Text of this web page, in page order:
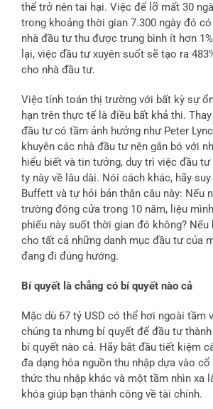
thể trở nên tai hại. Việc để lỡ mất 30
trong khoảng thời gian 7.300 ngày đó
nhà đầu tư thu được trung bình ít hơn
lại, việc đầu tư xuyên suốt sẽ tạo ra
cho nhà đầu tư.
Việc tính toán thị trường với bất kỳ sự
hạn trên thực tế là điều bất khả thi.
đầu tư có tầm ảnh hưởng như Peter
khuyên các nhà đầu tư nên gắn bó với
hiểu biết và tin tưởng, duy trì việc đầu
ty này về lâu dài. Nói cách khác, hãy
Buffett và tự hỏi bản thân câu này: Nếu
trường đóng cửa trong 10 năm, liệu
phiếu này suốt thời gian đó không? Nếu
cho tất cả những danh mục đầu tư của
đang đi đúng hướng.
Bí quyết là chẳng có bí quyết nào cả
Mặc dù 67 tỷ USD có thể hơi ngoài tầm
chúng ta nhưng bí quyết để đầu tư
bí quyết nào cả. Hãy bắt đầu tiết kiệm
đa dạng hóa nguồn thu nhập dựa vào
thức thu nhập khác và một tầm nhìn xa
khóa giúp bạn thành công về tài chính.